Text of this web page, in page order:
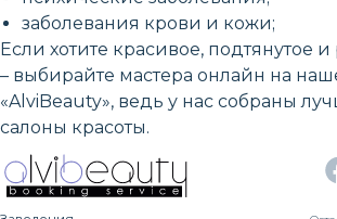
заболевания крови и кожи;
Если хотите красивое, подтянутое
– выбирайте мастера онлайн на
«AlviBeauty», ведь у нас собраны
салоны красоты.